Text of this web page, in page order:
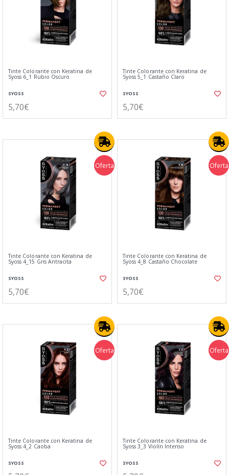
Tinte Colorante con Keratina de
Syoss 6_1 Rubio Oscuro
SYOSS
5,70€
Tinte Colorante con Keratina de
Syoss 5_1 Castaño Claro
SYOSS
5,70€
Oferta
Tinte Colorante con Keratina de
Syoss 4_15 Gris Antracita
SYOSS
5,70€
Oferta
Tinte Colorante con Keratina de
Syoss 4_8 Castaño Chocolate
SYOSS
5,70€
Oferta
Tinte Colorante con Keratina de
Syoss 4_2 Caoba
SYOSS
Oferta
Tinte Colorante con Keratina de
Syoss 3_3 Violín Intenso
SYOSS